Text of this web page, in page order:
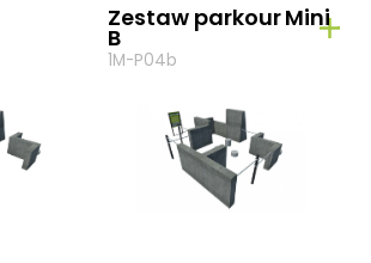
Zestaw parkour Mini
B
1M-P04b